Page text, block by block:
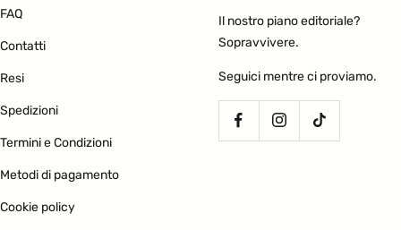
FAQ
Contatti
Resi
Spedizioni
Termini e Condizioni
Metodi di pagamento
Cookie policy
Il nostro piano editoriale?
Sopravvivere.
Seguici mentre ci proviamo.